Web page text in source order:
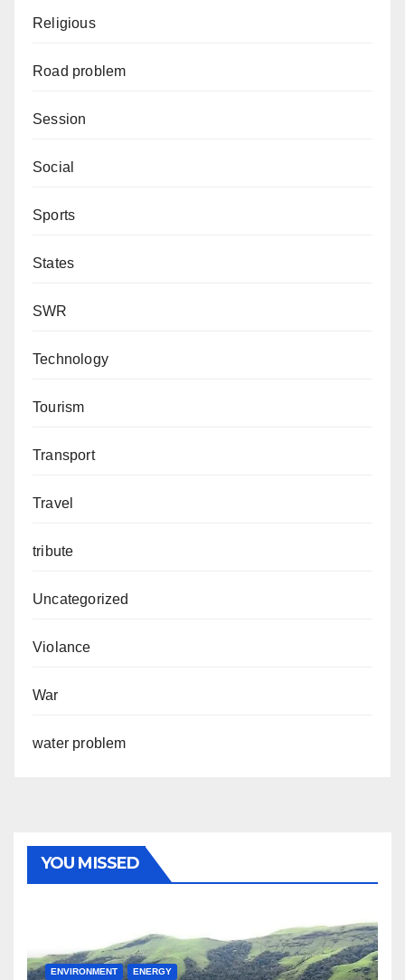
Religious
Road problem
Session
Social
Sports
States
SWR
Technology
Tourism
Transport
Travel
tribute
Uncategorized
Violance
War
water problem
YOU MISSED
ENVIRONMENT ENERGY